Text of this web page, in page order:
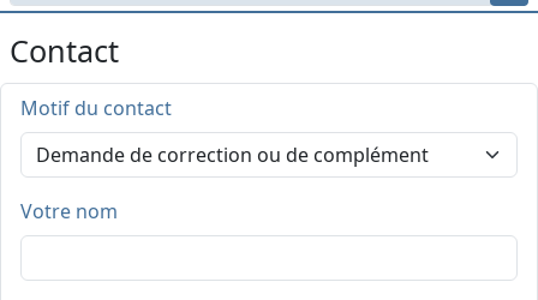
Contact
Motif du contact
Votre nom